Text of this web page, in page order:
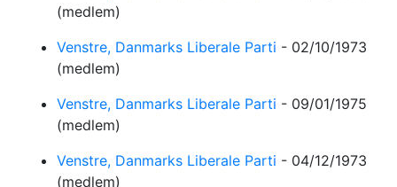
(medlem)
Venstre, Danmarks Liberale Parti - 02/10/1973
(medlem)
Venstre, Danmarks Liberale Parti - 09/01/1975
(medlem)
Venstre, Danmarks Liberale Parti - 04/12/1973
(medlem)